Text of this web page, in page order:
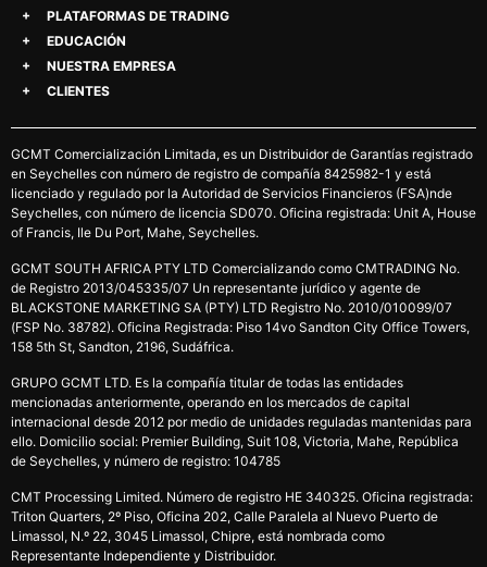
PLATAFORMAS DE TRADING
EDUCACIÓN
NUESTRA EMPRESA
CLIENTES
GCMT Comercialización Limitada, es un Distribuidor de Garantías registrado
en Seychelles con número de registro de compañía 8425982-1 y está
licenciado y regulado por la Autoridad de Servicios Financieros (FSA)nde
Seychelles, con número de licencia SD070. Oficina registrada: Unit A, House
of Francis, Ile Du Port, Mahe, Seychelles.
GCMT SOUTH AFRICA PTY LTD Comercializando como CMTRADING No.
de Registro 2013/045335/07 Un representante jurídico y agente de
BLACKSTONE MARKETING SA (PTY) LTD Registro No. 2010/010099/07
(FSP No. 38782). Oficina Registrada: Piso 14vo Sandton City Office Towers,
158 5th St, Sandton, 2196, Sudáfrica.
GRUPO GCMT LTD. Es la compañía titular de todas las entidades
mencionadas anteriormente, operando en los mercados de capital
internacional desde 2012 por medio de unidades reguladas mantenidas para
ello. Domicilio social: Premier Building, Suit 108, Victoria, Mahe, República
de Seychelles, y número de registro: 104785
CMT Processing Limited. Número de registro HE 340325. Oficina registrada:
Triton Quarters, 2º Piso, Oficina 202, Calle Paralela al Nuevo Puerto de
Limassol, N.º 22, 3045 Limassol, Chipre, está nombrada como
Representante Independiente y Distribuidor.